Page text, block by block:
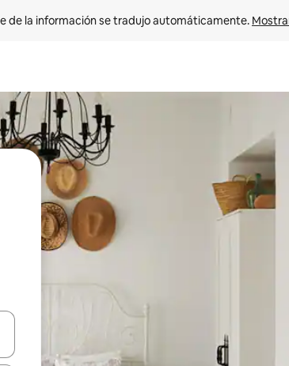
de la información se tradujo automáticamente.
las teclas de flecha hacia arriba y hacia abajo o